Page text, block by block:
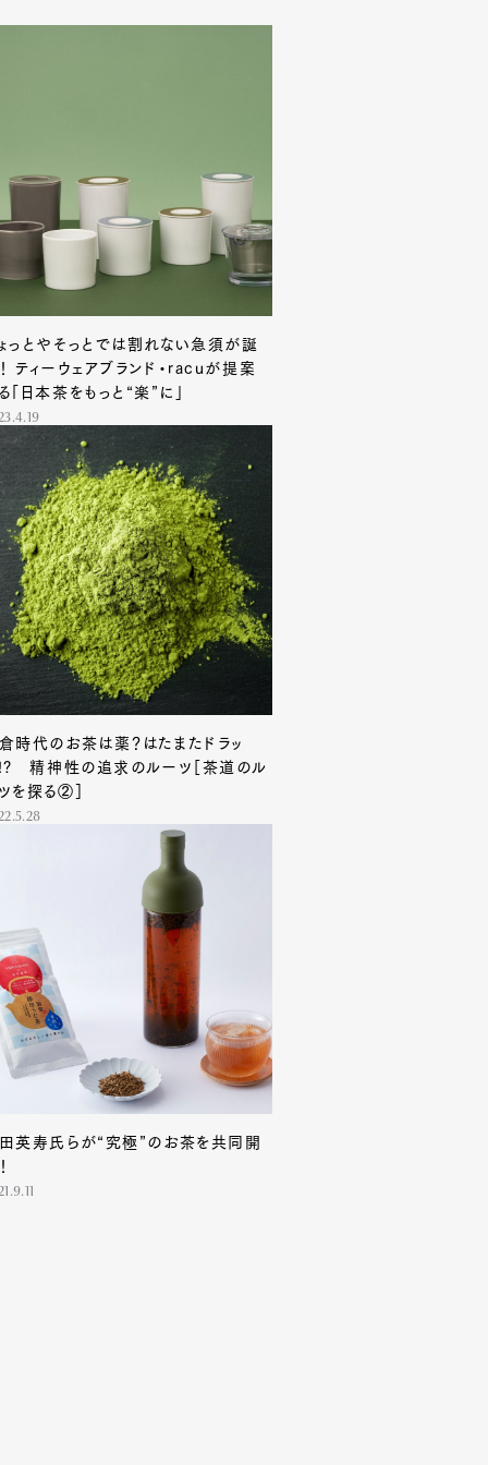
っとやそっとでは割れない急須が誕
ティーウェアブランド・racuが提案
「日本茶をもっと“楽”に」
時代のお茶は薬？はたまたドラッ
精神性の追求のルーツ［茶道のル
を探る②］
英寿氏らが“究極”のお茶を共同開